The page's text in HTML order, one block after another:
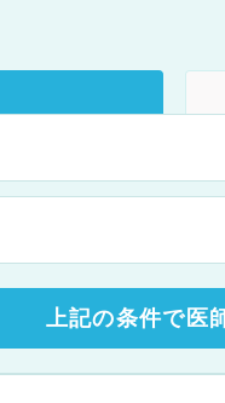
上記の条件で医